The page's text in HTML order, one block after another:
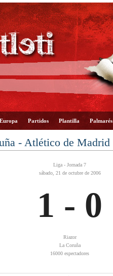
Europa Partidos Plantilla Palmarés
- Atlético de Madrid
Liga - Jornada 7
sábado, 21 de octubre de 2006
1 - 0
Riazor
La Coruña
16000 espectadores